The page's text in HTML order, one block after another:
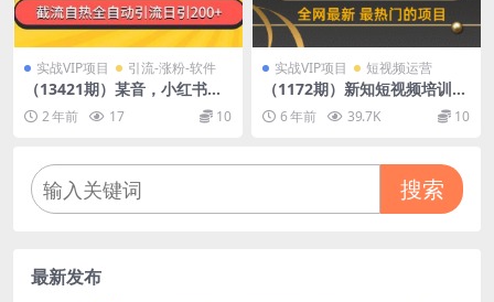
实战VIP项目 引流-涨粉-软件
（13421期）某音，小红书，
野路子引流玩法截流自热一体
化日引200+精准粉 单日变现
2 年前 17 10
实战VIP项目 短视频运营
（1172期）新知短视频培训20
20.3.9如何1-2天起出千粉，万
粉号（附抖音玩法底层逻辑）
6 年前 39.7K 10
搜索
最新发布